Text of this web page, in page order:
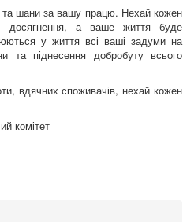
та шани за вашу працю. Нехай кожен
досягнення, а ваше життя буде
у життя всі ваші задуми на
та піднесення добробуту всього
вдячних споживачів, нехай кожен
комітет